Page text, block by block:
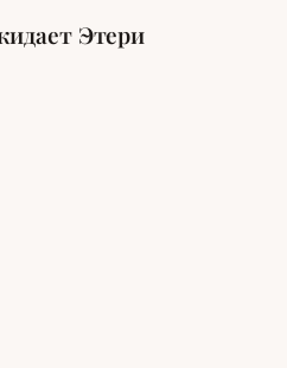
Этери